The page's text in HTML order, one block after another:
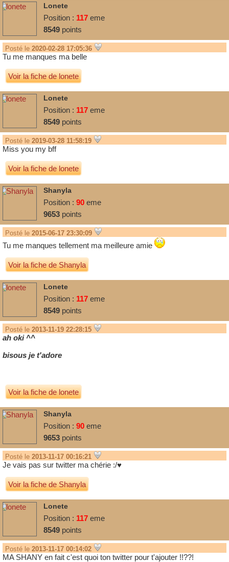
Lonete
Position : 117 eme
8549 points
Posté le 2020-02-28 17:05:36
Tu me manques ma belle
Voir la fiche de lonete
Lonete
Position : 117 eme
8549 points
Posté le 2019-03-28 11:58:19
Miss you my bff
Voir la fiche de lonete
Shanyla
Position : 90 eme
9653 points
Posté le 2015-06-17 23:30:09
Tu me manques tellement ma meilleure amie
Voir la fiche de Shanyla
Lonete
Position : 117 eme
8549 points
Posté le 2013-11-19 22:28:15
ah oki ^^
bisous je t'adore
Voir la fiche de lonete
Shanyla
Position : 90 eme
9653 points
Posté le 2013-11-17 00:16:21
Je vais pas sur twitter ma chérie :/♥
Voir la fiche de Shanyla
Lonete
Position : 117 eme
8549 points
Posté le 2013-11-17 00:14:02
MA SHANY en fait c'est quoi ton twitter pour t'ajouter !!??!